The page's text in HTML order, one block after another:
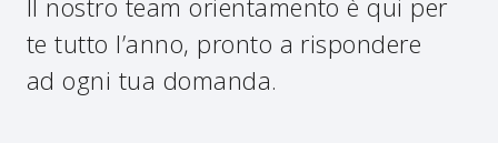
te tutto l’anno, pronto a rispondere
ad ogni tua domanda.